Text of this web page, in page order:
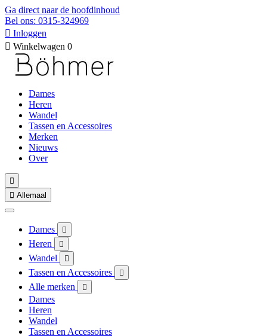
Ga direct naar de hoofdinhoud
Bel ons: 0315-324969
 Inloggen
 Winkelwagen 0
Dames
Heren
Wandel
Tassen en Accessoires
Merken
Nieuws
Over

 Allemaal
Dames 
Heren 
Wandel 
Tassen en Accessoires 
Alle merken 
Dames
Heren
Wandel
Tassen en Accessoires